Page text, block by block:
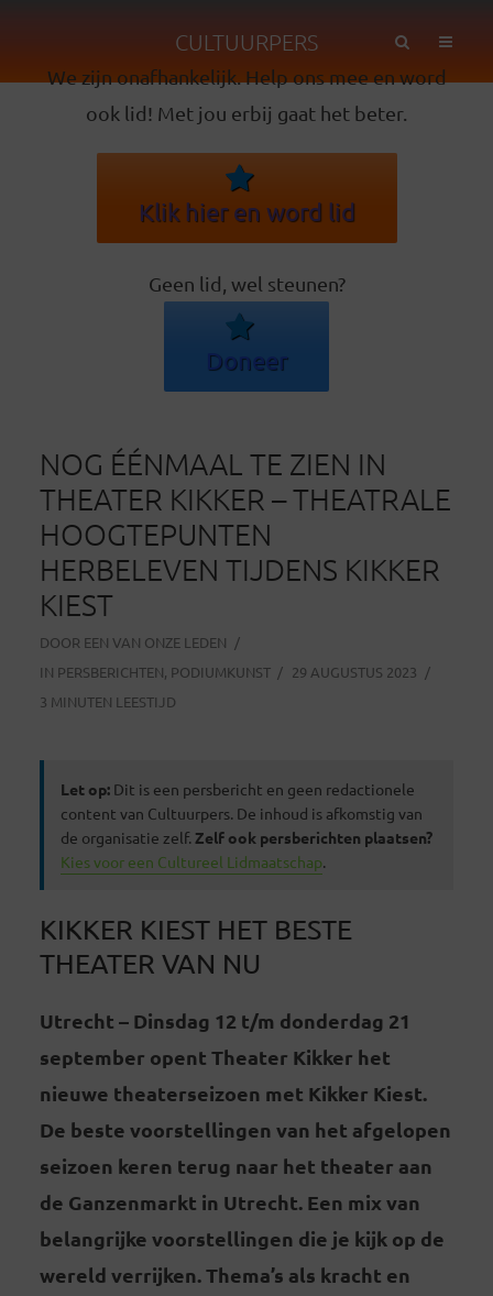
CULTUURPERS
We zijn onafhankelijk. Help ons mee en word
ook lid! Met jou erbij gaat het beter.
Klik hier en word lid
Geen lid, wel steunen?
Doneer
NOG ÉÉNMAAL TE ZIEN IN
THEATER KIKKER – THEATRALE
HOOGTEPUNTEN
HERBELEVEN TIJDENS KIKKER
KIEST
DOOR EEN VAN ONZE LEDEN
IN PERSBERICHTEN, PODIUMKUNST
29 AUGUSTUS 2023
3 MINUTEN LEESTIJD
Let op:Dit is een persbericht en geen redactionele
content van Cultuurpers. De inhoud is afkomstig van
de organisatie zelf. Zelf ook persberichten plaatsen?
Kies voor een Cultureel Lidmaatschap.
KIKKER KIEST HET BESTE
THEATER VAN NU
Utrecht – Dinsdag 12 t/m donderdag 21
september opent Theater Kikker het
nieuwe theaterseizoen met Kikker Kiest.
De beste voorstellingen van het afgelopen
seizoen keren terug naar het theater aan
de Ganzenmarkt in Utrecht. Een mix van
belangrijke voorstellingen die je kijk op de
wereld verrijken. Thema’s als kracht en